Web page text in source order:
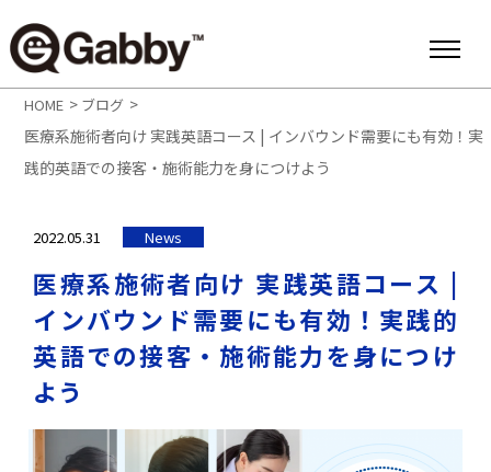
HOME > ブログ >
医療系施術者向け 実践英語コース | インバウンド需要にも有効！実
践的英語での接客・施術能力を身につけよう
2022.05.31 News
医療系施術者向け 実践英語コース |
インバウンド需要にも有効！実践的
英語での接客・施術能力を身につけ
よう